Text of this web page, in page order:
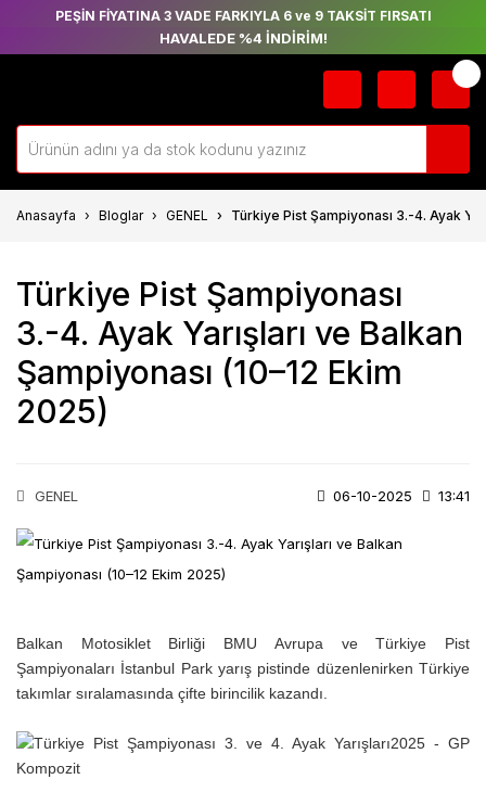
PEŞİN FİYATINA 3 VADE FARKIYLA 6 ve 9 TAKSİT FIRSATI
HAVALEDE %4 İNDİRİM!
Anasayfa Bloglar GENEL Türkiye Pist Şampiyonası 3.-4. Ayak
Türkiye Pist Şampiyonası
3.-4. Ayak Yarışları ve Balkan
Şampiyonası (10–12 Ekim
2025)
GENEL 06-10-2025 13:41
Balkan Motosiklet Birliği BMU Avrupa ve Türkiye Pist
Şampiyonaları İstanbul Park yarış pistinde düzenlenirken Türkiye
takımlar sıralamasında çifte birincilik kazandı.